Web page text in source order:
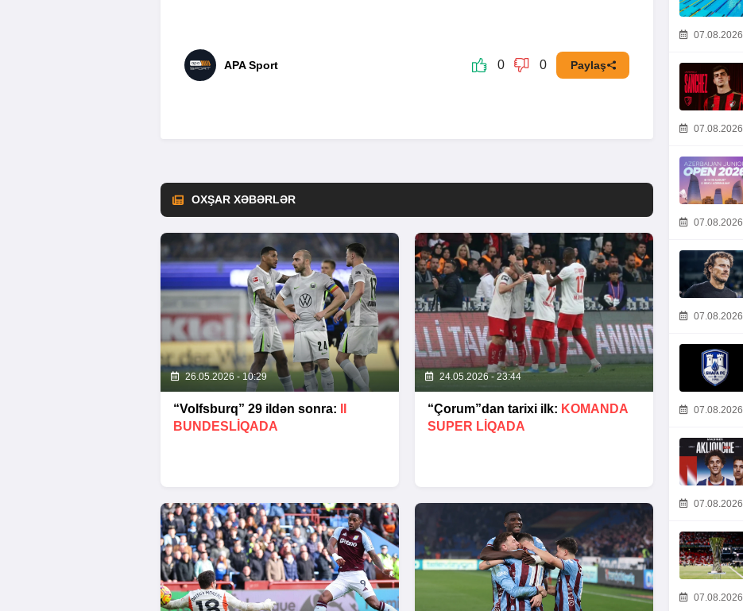
APA Sport 0 0 Paylaş
OXŞAR XƏBƏRLƏR
26.05.2026 - 10:29
“Volfsburq” 29 ildən sonra:
BUNDESLİQADA
24.05.2026 - 23:44
“Çorum”dan tarixi ilk: KOMANDA
SUPER LIQADA
07.08.2026
07.08.2026
07.08.2026
07.08.2026
07.08.2026
07.08.2026
07.08.2026